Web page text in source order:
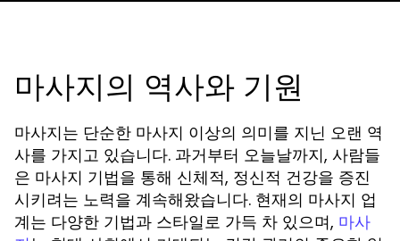
마사지의 역사와 기원
마사지는 단순한 마사지 이상의 의미를 지닌 오랜 역
사를 가지고 있습니다. 과거부터 오늘날까지, 사람들
은 마사지 기법을 통해 신체적, 정신적 건강을 증진
시키려는 노력을 계속해왔습니다. 현재의 마사지 업
계는 다양한 기법과 스타일로 가득 차 있으며, 마사